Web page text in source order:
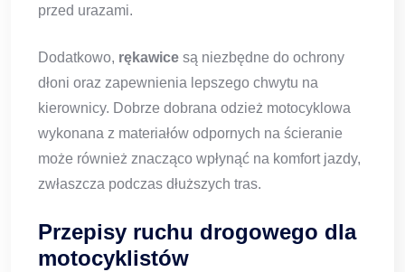
przed urazami.
Dodatkowo, rękawice są niezbędne do ochrony
dłoni oraz zapewnienia lepszego chwytu na
kierownicy. Dobrze dobrana odzież motocyklowa
wykonana z materiałów odpornych na ścieranie
może również znacząco wpłynąć na komfort jazdy,
zwłaszcza podczas dłuższych tras.
Przepisy ruchu drogowego dla
motocyklistów